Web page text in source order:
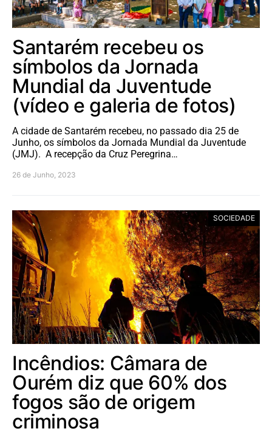
Santarém recebeu os
símbolos da Jornada
Mundial da Juventude
(vídeo e galeria de fotos)
A cidade de Santarém recebeu, no passado dia 25 de
Junho, os símbolos da Jornada Mundial da Juventude
(JMJ). A recepção da Cruz Peregrina…
26 de Junho, 2023
SOCIEDADE
Incêndios: Câmara de
Ourém diz que 60% dos
fogos são de origem
criminosa